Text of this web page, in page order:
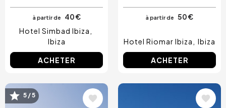
à partir de
40 €
Hotel Simbad Ibiza
Ibiza
ACHETER
à partir de 50 €
Hotel Riomar Ibiza Ibiza
ACHETER
Image
5 / 5